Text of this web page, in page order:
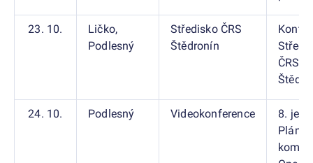
23. 10.
Ličko,
Podlesný
Středisko ČRS
Štědronín
ČRS
24. 10. Podlesný Videokonference
8.